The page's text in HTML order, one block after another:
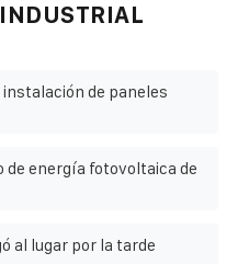
de paneles
de energía fotovoltaica de
al lugar por la tarde